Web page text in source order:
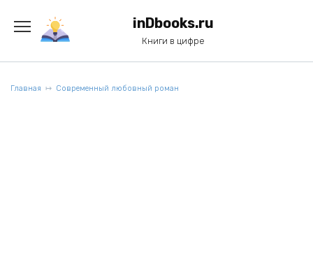
содержанию
inDbooks.ru
Книги в цифре
Главная Современный любовный роман